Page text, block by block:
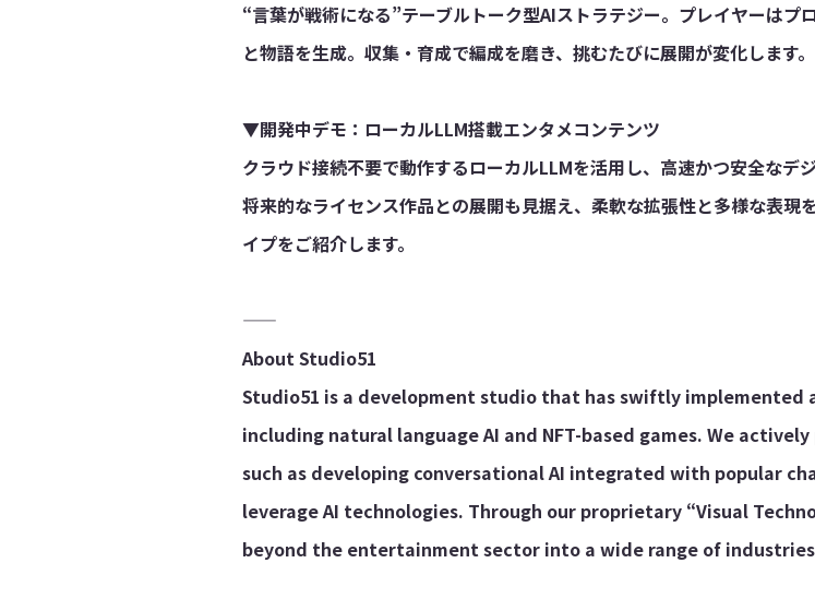
“言葉が戦術になる”テーブルトーク型AIストラテジー。プレイヤーは
と物語を生成。収集・育成で編成を磨き、挑むたびに展開が変化します。
▼開発中デモ：ローカルLLM搭載エンタメコンテンツ
クラウド接続不要で動作するローカルLLMを活用し、高速かつ安全なデ
将来的なライセンス作品との展開も見据え、柔軟な拡張性と多様な表現
イプをご紹介します。
——
About Studio51
Studio51 is a development studio that has swiftly
including natural language AI and NFT-based games. We
such as developing conversational AI integrated with popular
leverage AI technologies. Through our proprietary “Visual
beyond the entertainment sector into a wide range of